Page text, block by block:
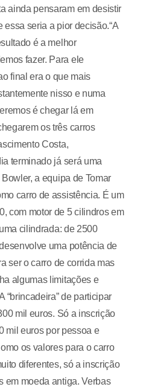
ainda pensaram em desistir
seria a pior decisão.“A
é a melhor
fazer. Para ele
final era o que mais
nisso e numa
é chegar lá em
os três carros
Costa,
terminado já será uma
a equipa de Tomar
carro de assistência. É um
com motor de 5 cilindros em
cilindrada: de 2500
uma potência de
ser o carro de corrida mas
algumas limitações e
“brincadeira” de participar
mil euros. Só a inscrição
mil euros por pessoa e
os valores para o carro
diferentes, só a inscrição
em moeda antiga. Verbas